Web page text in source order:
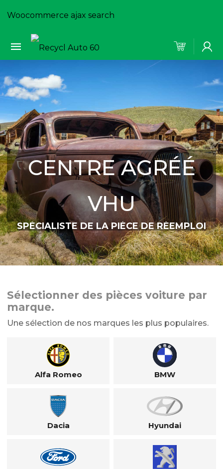
Woocommerce ajax search
CENTRE AGRÉÉ
VHU
SPÉCIALISTE DE LA PIÈCE DE RÉEMPLOI
Sélectionner des pièces voiture par
marque.
Une sélection de nos marques les plus populaires.
Alfa Romeo BMW
Dacia Hyundai